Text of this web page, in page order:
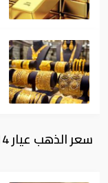
سعر الذهب عيار 14 105.19 ريال